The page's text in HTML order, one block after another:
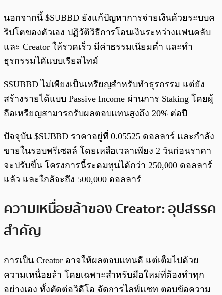
นอกจากนี้ $SUBBD ยังแก้ปัญหาการจ่ายเงินด้วยระบบค
ริปโตของตัวเอง ปฏิวัติวิธีการโอนเงินระหว่างแฟนคลับ
และ Creator ให้รวดเร็ว มีค่าธรรมเนียมต่ำ และทำ
ธุรกรรมได้แบบเรียลไทม์
$SUBBD ไม่เพียงเป็นเหรียญสำหรับทำธุรกรรม แต่ยัง
สร้างรายได้แบบ Passive Income ผ่านการ Staking โดยผู้
ถือเหรียญสามารถรับผลตอบแทนสูงถึง 20% ต่อปี
ปัจจุบัน $SUBBD ราคาอยู่ที่ 0.05525 ดอลลาร์ และกำลัง
ขายในรอบพรีเซลล์ โดยเหลือเวลาเพียง 2 วันก่อนราคา
จะปรับขึ้น โครงการนี้ระดมทุนได้กว่า 250,000 ดอลลาร์
แล้ว และใกล้จะถึง 500,000 ดอลลาร์
ความเหนื่อยล้าของ Creator: อุปสรรค
สำคัญ
การเป็น Creator อาจให้ผลตอบแทนดี แต่เต็มไปด้วย
ความเหนื่อยล้า โดยเฉพาะสำหรับมือใหม่ที่ต้องทำทุก
อย่างเอง ทั้งตัดต่อวิดีโอ จัดการไลฟ์แชท ตอบข้อความ